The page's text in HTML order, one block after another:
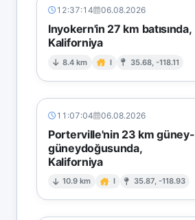
12:37:14 06.08.2026
Inyokern'in 27 km batısında,
Kaliforniya
8.4 km I 35.68, -118.11
11:07:04 06.08.2026
Porterville'nin 23 km güney-
güneydoğusunda,
Kaliforniya
10.9 km I 35.87, -118.93